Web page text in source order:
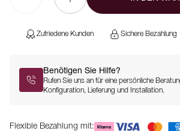
Zufriedene Kunden Sichere Bezahlung
Benötigen Sie Hilfe?
Rufen Sie uns an für eine persönliche
Konfiguration, Lieferung und Installation.
Flexible Bezahlung mit: